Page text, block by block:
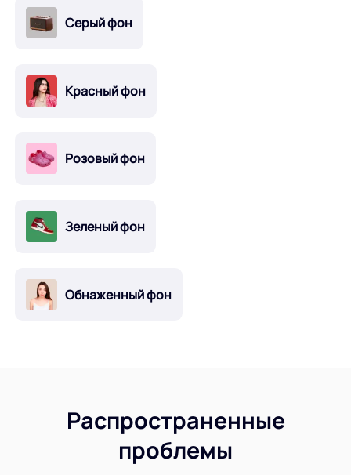
Серый фон
Красный фон
Розовый фон
Зеленый фон
Обнаженный фон
Распространенные
проблемы